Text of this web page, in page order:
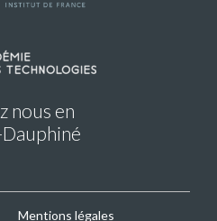
nous en
Mentions légales